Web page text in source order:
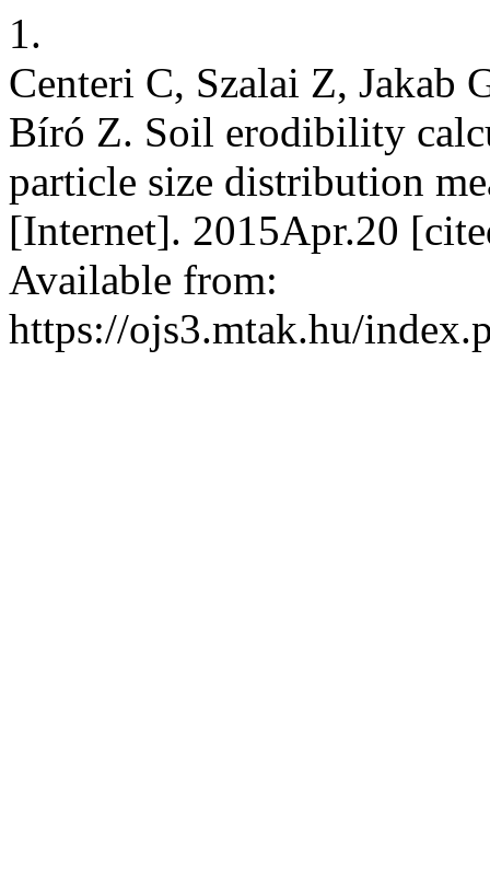
1.
Centeri C, Szalai Z, Jakab
Bíró Z. Soil erodibility
particle size distribution
[Internet]. 2015Apr.20
Available from:
https://ojs3.mtak.hu/